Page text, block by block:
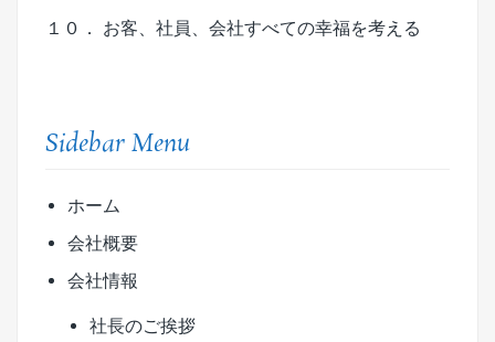
１０． お客、社員、会社すべての幸福を考える
Sidebar Menu
ホーム
会社概要
会社情報
社長のご挨拶